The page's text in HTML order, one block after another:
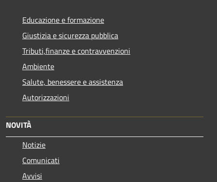
Educazione e formazione
Giustizia e sicurezza pubblica
Tributi,finanze e contravvenzioni
Ambiente
Salute, benessere e assistenza
Autorizzazioni
NOVITÀ
Notizie
Comunicati
Avvisi